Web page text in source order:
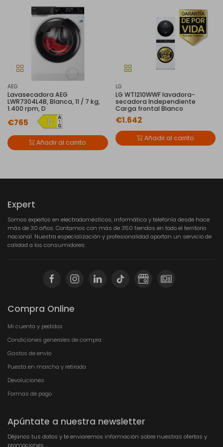
AEG
Lavasecadora AEG
LWR7304L4B, Blanca, 11 / 7 kg,
1.400 rpm, D
€765
Añadir al carrito
LG
LG WT1210WWF lavadora-
secadora Independiente
Carga frontal Blanco
€1.642
Añadir al carrito
Expert
Somos expertos en electrodomésticos, informática y telefonía desde hace
más de 30 años. Contamos con más de 350 tiendas en todo el territorio
nacional. Nuestra especialización y profesionalidad aportan un servicio de
calidad a los consumidores.
Compra Online
Mi cuenta y pedidos
Condiciones generales de compra
Gastos de envío
Puesta en marcha y retirada
Devoluciones
Formas de pago
Apúntate a nuestra newsletter
Déjanos tus datos y te enviaremos información sobre nuestras ofertas y
promociones.